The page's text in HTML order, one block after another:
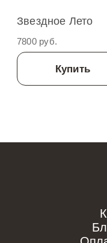
Звездное Лето
7800 руб.
Купить